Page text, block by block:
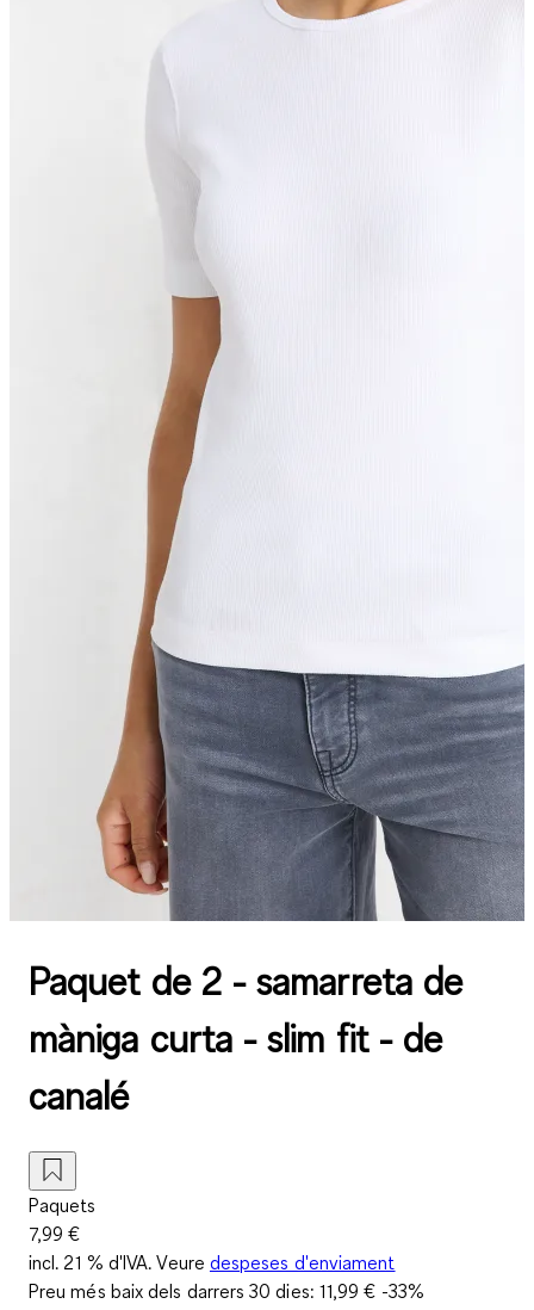
Paquet de 2 - samarreta de
màniga curta - slim fit - de
canalé
Paquets
7,99 €
incl. 21 % d'IVA. Veure despeses d'enviament
Preu més baix dels darrers 30 dies: 11,99 € -33%